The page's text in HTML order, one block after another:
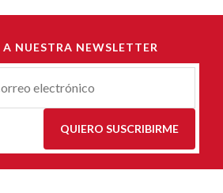
NUESTRA NEWSLETTER
QUIERO SUSCRIBIRME